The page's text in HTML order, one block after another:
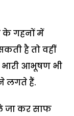
के गहनों में
है तो वहीं
आभूषण भी
लगते हैं.
जा कर साफ